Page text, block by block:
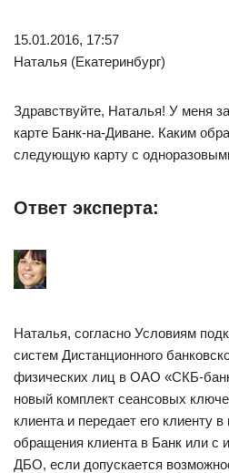
15.01.2016, 17:57
Наталья (Екатеринбург)
Здравствуйте, Наталья! У меня
карте Банк-на-Диване. Каким
следующую карту с
Ответ эксперта:
Наталья, согласно Условиям
систем Дистанционного
физических лиц в ОАО «СКБ-
новый комплект сеансовых
клиента и передает его клиенту
обращения клиента в Банк или с
ДБО, если допускается